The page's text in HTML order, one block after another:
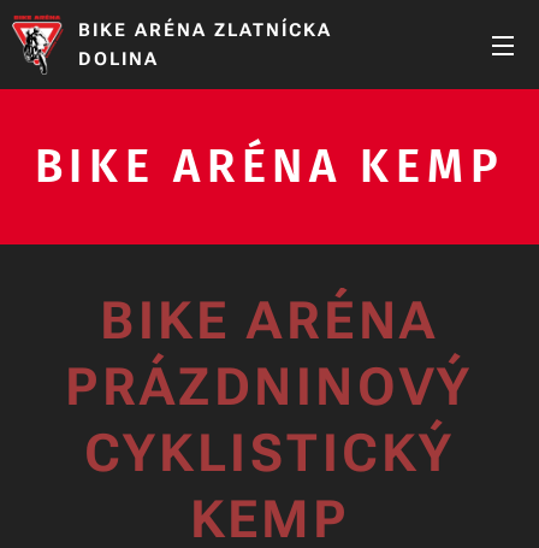
BIKE ARÉNA ZLATNÍCKA
DOLINA
BIKE ARÉNA KEMP
BIKE ARÉNA
PRÁZDNINOVÝ
CYKLISTICKÝ
KEMP